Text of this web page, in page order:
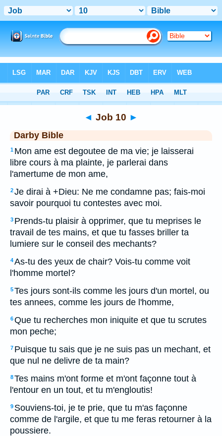
◄ Job 10 ►
Darby Bible
1 Mon ame est degoutee de ma vie; je laisserai
libre cours à ma plainte, je parlerai dans
l'amertume de mon ame,
2Je dirai à +Dieu: Ne me condamne pas; fais-moi
savoir pourquoi tu contestes avec moi.
3 Prends-tu plaisir à opprimer, que tu meprises le
travail de tes mains, et que tu fasses briller ta
lumiere sur le conseil des mechants?
4As-tu des yeux de chair? Vois-tu comme voit
l'homme mortel?
5Tes jours sont-ils comme les jours d'un mortel, ou
tes annees, comme les jours de l'homme,
6Que tu recherches mon iniquite et que tu scrutes
mon peche;
7 Puisque tu sais que je ne suis pas un mechant, et
que nul ne delivre de ta main?
8Tes mains m'ont forme et m'ont façonne tout à
l'entour en un tout, et tu m'engloutis!
9 Souviens-toi, je te prie, que tu m'as façonne
comme de l'argile, et que tu me feras retourner à la
poussiere.